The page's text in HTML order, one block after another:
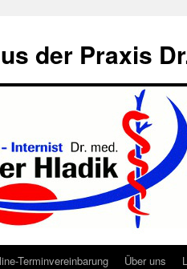
der Praxis
Terminvereinbarung Über uns